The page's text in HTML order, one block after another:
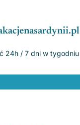
24h / 7 dni w tygodniu